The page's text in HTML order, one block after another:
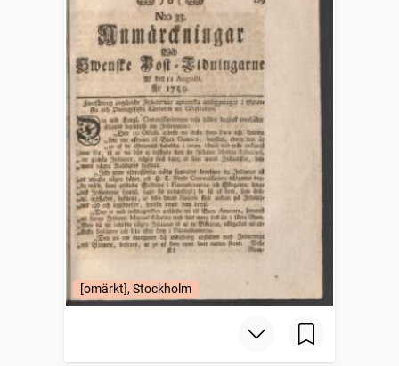
[omärkt], Stockholm